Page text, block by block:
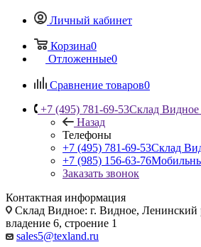
Личный кабинет
Корзина0
Отложенные0
Сравнение товаров0
+7 (495) 781-69-53Склад Видное
Назад
Телефоны
+7 (495) 781-69-53Склад
+7 (985) 156-63-76
Заказать звонок
Контактная информация
Склад Видное: г. Видное,
владение 6, строение 1
sales5@texland.ru